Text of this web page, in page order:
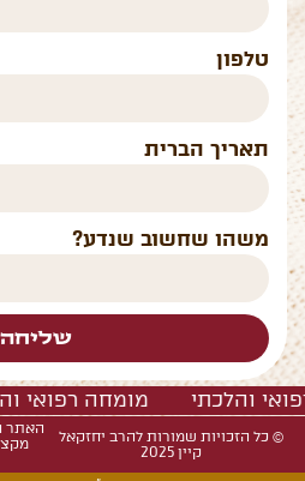
טלפון
תאריך הברית
משהו שחשוב שנדע?
שליחה
והלכתי
© כל הזכויות שמורות להרב יחזקאל
קיין 2025
האתר